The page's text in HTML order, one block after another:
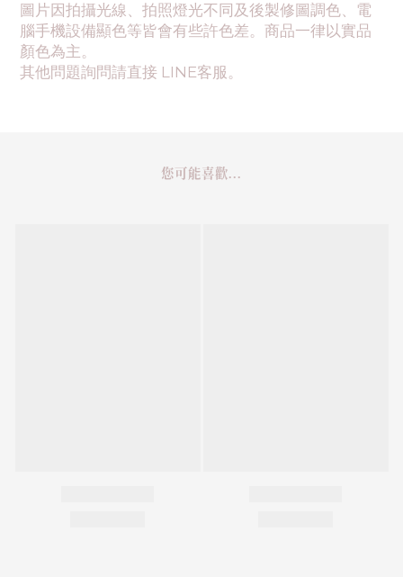
圖片因拍攝光線、拍照燈光不同及後製修圖調色、電
腦手機設備顯色等皆會有些許色差。商品一律以實品
顏色為主。
其他問題詢問請直接 LINE客服。
您可能喜歡...